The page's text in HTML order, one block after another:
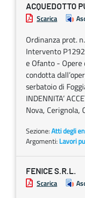
ACQUEDOTTO
Scarica
Ordinanza prot.
Intervento
e Ofanto -
condotta
serbatoio di
INDENNITA’
Nova, Cerignola,
Sezione:Atti degli
Argomenti: Lavori
FENICE S.R.L.
Scarica